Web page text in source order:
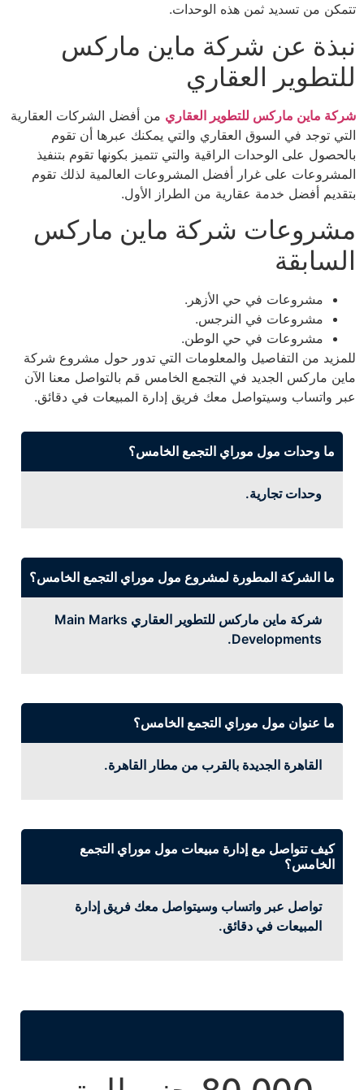
تتمكن من تسديد ثمن هذه الوحدات.
نبذة عن شركة ماين ماركس
للتطوير العقاري
شركة ماين ماركس للتطوير العقاري من أفضل الشركات العقارية
التي توجد في السوق العقاري والتي يمكنك عبرها أن تقوم
بالحصول على الوحدات الراقية والتي تتميز بكونها تقوم بتنفيذ
المشروعات على غرار أفضل المشروعات العالمية لذلك تقوم
بتقديم أفضل خدمة عقارية من الطراز الأول.
مشروعات شركة ماين ماركس
السابقة
مشروعات في حي الأزهر.
مشروعات في النرجس.
مشروعات في حي الوطن.
للمزيد من التفاصيل والمعلومات التي تدور حول مشروع شركة
ماين ماركس الجديد في التجمع الخامس قم بالتواصل معنا الآن
عبر واتساب وسيتواصل معك فريق إدارة المبيعات في دقائق.
ما وحدات مول موراي التجمع الخامس؟
وحدات تجارية.
ما الشركة المطورة لمشروع مول موراي التجمع الخامس؟
شركة ماين ماركس للتطوير العقاري Main Marks
Developments.
ما عنوان مول موراي التجمع الخامس؟
القاهرة الجديدة بالقرب من مطار القاهرة.
كيف تتواصل مع إدارة مبيعات مول موراي التجمع
الخامس؟
تواصل عبر واتساب وسيتواصل معك فريق إدارة
المبيعات في دقائق.